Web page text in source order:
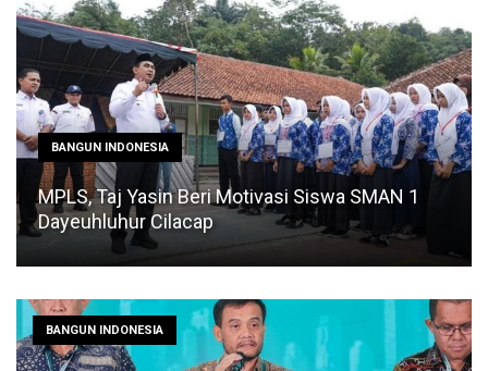
BANGUN INDONESIA
MPLS, Taj Yasin Beri Motivasi Siswa SMAN 1
Dayeuhluhur Cilacap
BANGUN INDONESIA